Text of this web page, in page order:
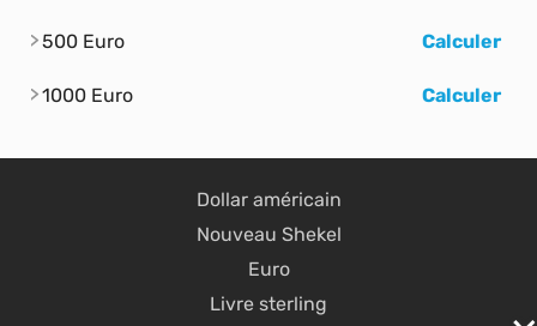
500 Euro Calculer
1000 Euro Calculer
Dollar américain
Nouveau Shekel
Euro
Livre sterling